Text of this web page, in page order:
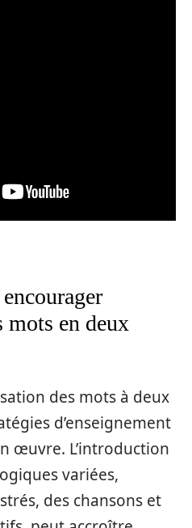
en deux
des mots à deux
d’enseignement
œuvre. L’introduction
variées,
des chansons et